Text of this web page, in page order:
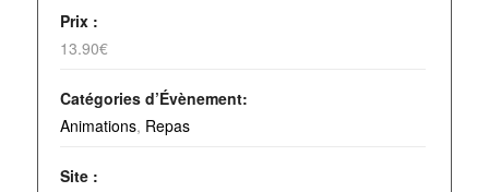
Prix :
13.90€
Catégories d’Évènement:
Animations, Repas
Site :